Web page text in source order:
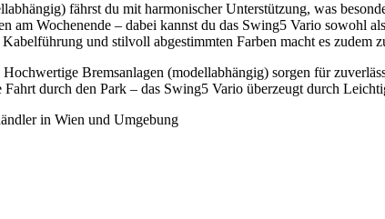
fährst du mit harmonischer Unterstützung, was
am Wochenende – dabei kannst du das Swing5 Vario sowohl
und stilvoll abgestimmten Farben macht es zudem
Bremsanlagen (modellabhängig) sorgen für
durch den Park – das Swing5 Vario überzeugt durch
in Wien und Umgebung